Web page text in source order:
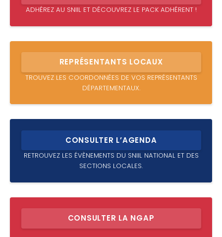
ADHÉREZ AU SNIIL ET DÉCOUVREZ LE PACK ADHÉRENT !
REPRÉSENTANTS LOCAUX
TROUVEZ LES COORDONNÉES DE VOS REPRÉSENTANTS
DÉPARTEMENTAUX.
CONSULTER L’AGENDA
RETROUVEZ LES ÉVÈNEMENTS DU SNIIL NATIONAL ET DES
SECTIONS LOCALES.
CONSULTER LA NGAP